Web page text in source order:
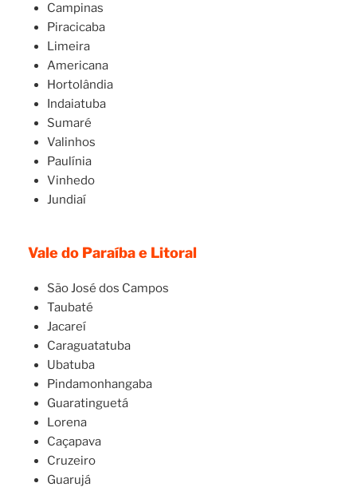
Campinas
Piracicaba
Limeira
Americana
Hortolândia
Indaiatuba
Sumaré
Valinhos
Paulínia
Vinhedo
Jundiaí
Vale do Paraíba e Litoral
São José dos Campos
Taubaté
Jacareí
Caraguatatuba
Ubatuba
Pindamonhangaba
Guaratinguetá
Lorena
Caçapava
Cruzeiro
Guarujá